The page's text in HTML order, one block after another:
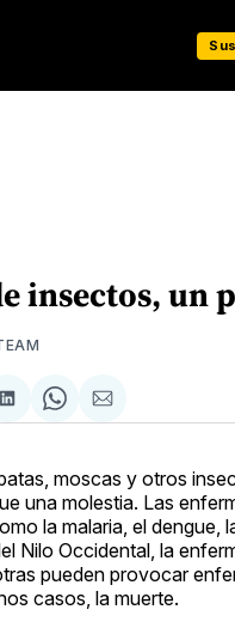
insectos, un
Compartir
en
Share
on
Compartir
via
moscas y otros
una molestia. Las
la malaria, el dengue,
Nilo Occidental, la
pueden provocar
casos, la muerte.